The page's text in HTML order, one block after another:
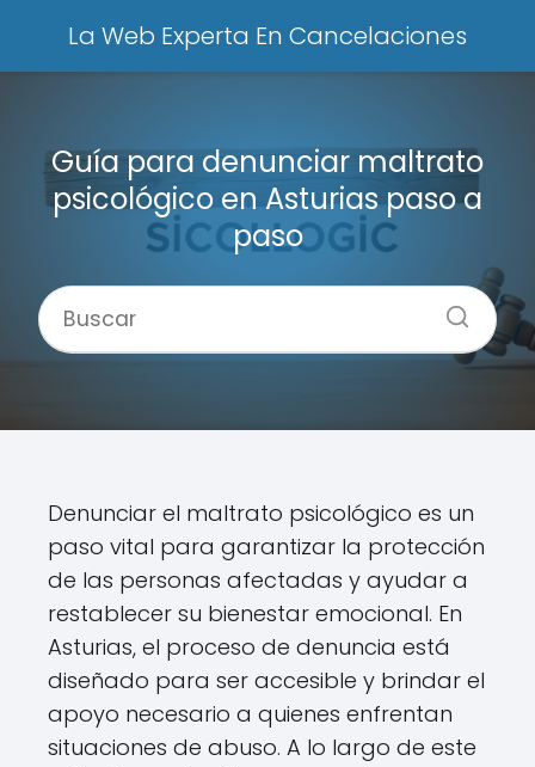
La Web Experta En Cancelaciones
Guía para denunciar maltrato
psicológico en Asturias paso a
paso
Denunciar el maltrato psicológico es un
paso vital para garantizar la protección
de las personas afectadas y ayudar a
restablecer su bienestar emocional. En
Asturias, el proceso de denuncia está
diseñado para ser accesible y brindar el
apoyo necesario a quienes enfrentan
situaciones de abuso. A lo largo de este